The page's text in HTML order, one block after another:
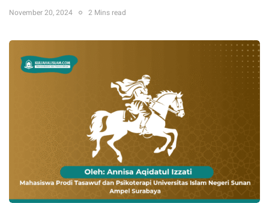
November 20, 2024 2 Mins read